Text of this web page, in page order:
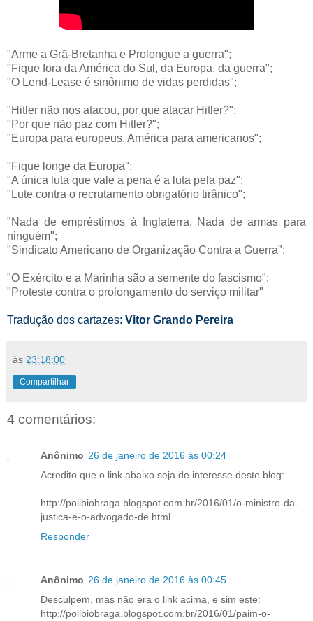
"Arme a Grã-Bretanha e Prolongue a guerra";
"Fique fora da América do Sul, da Europa, da guerra";
"O Lend-Lease é sinônimo de vidas perdidas";
"Hitler não nos atacou, por que atacar Hitler?";
"Por que não paz com Hitler?";
"Europa para europeus. América para americanos";
"Fique longe da Europa";
"A única luta que vale a pena é a luta pela paz";
"Lute contra o recrutamento obrigatório tirânico";
"Nada de empréstimos à Inglaterra. Nada de armas para
ninguém";
"Sindicato Americano de Organização Contra a Guerra";
"O Exército e a Marinha são a semente do fascismo";
"Proteste contra o prolongamento do serviço militar"
Tradução dos cartazes: Vitor Grando Pereira
às 23:18:00
Compartilhar
4 comentários:
Anônimo 26 de janeiro de 2016 às 00:24
Acredito que o link abaixo seja de interesse deste blog:
http://polibiobraga.blogspot.com.br/2016/01/o-ministro-da-
justica-e-o-advogado-de.html
Responder
Anônimo 26 de janeiro de 2016 às 00:45
Desculpem, mas não era o link acima, e sim este:
http://polibiobraga.blogspot.com.br/2016/01/paim-o-